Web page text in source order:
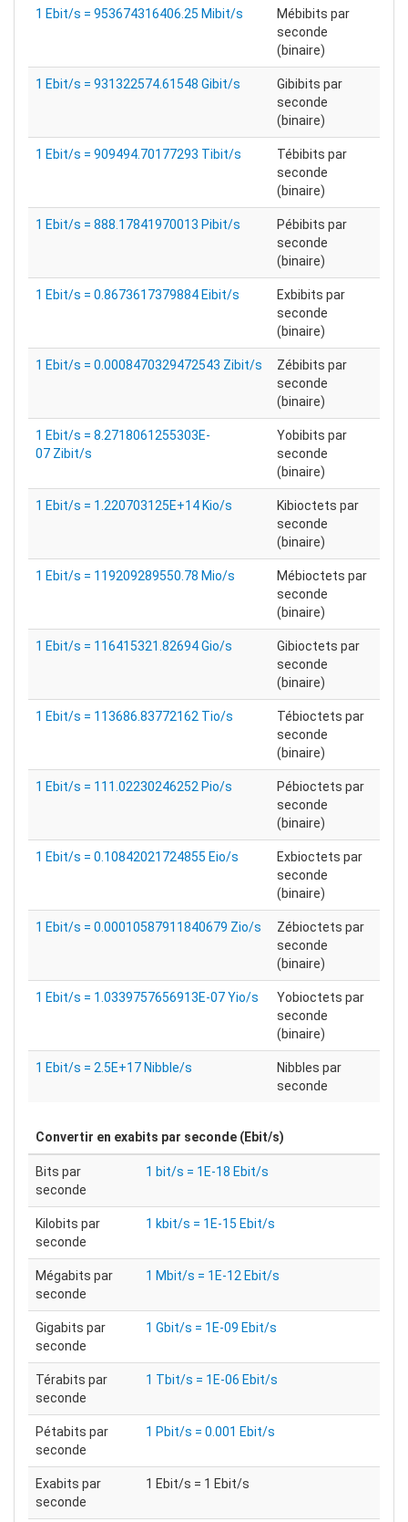
1 Ebit/s = 953674316406.25 Mibit/s
Mébibits par
seconde
(binaire)
1 Ebit/s = 931322574.61548 Gibit/s
Gibibits par
seconde
(binaire)
1 Ebit/s = 909494.70177293 Tibit/s
Tébibits par
seconde
(binaire)
1 Ebit/s = 888.17841970013 Pibit/s
Pébibits par
seconde
(binaire)
1 Ebit/s = 0.8673617379884 Eibit/s
Exbibits par
seconde
(binaire)
1 Ebit/s = 0.0008470329472543 Zibit/s
Zébibits par
seconde
(binaire)
1 Ebit/s = 8.2718061255303E-
07 Zibit/s
Yobibits par
seconde
(binaire)
1 Ebit/s = 1.220703125E+14 Kio/s
Kibioctets par
seconde
(binaire)
1 Ebit/s = 119209289550.78 Mio/s
Mébioctets par
seconde
(binaire)
1 Ebit/s = 116415321.82694 Gio/s
Gibioctets par
seconde
(binaire)
1 Ebit/s = 113686.83772162 Tio/s
Tébioctets par
seconde
(binaire)
1 Ebit/s = 111.02230246252 Pio/s
Pébioctets par
seconde
(binaire)
1 Ebit/s = 0.10842021724855 Eio/s
Exbioctets par
seconde
(binaire)
1 Ebit/s = 0.00010587911840679 Zio/s
Zébioctets par
seconde
(binaire)
1 Ebit/s = 1.0339757656913E-07 Yio/s
Yobioctets par
seconde
(binaire)
1 Ebit/s = 2.5E+17 Nibble/s
Nibbles par
seconde
Convertir en exabits par seconde (Ebit/s)
Bits par
seconde
1 bit/s = 1E-18 Ebit/s
Kilobits par
seconde
1 kbit/s = 1E-15 Ebit/s
Mégabits par
seconde
1 Mbit/s = 1E-12 Ebit/s
Gigabits par
seconde
1 Gbit/s = 1E-09 Ebit/s
Térabits par
seconde
1 Tbit/s = 1E-06 Ebit/s
Pétabits par
seconde
1 Pbit/s = 0.001 Ebit/s
Exabits par
seconde
1 Ebit/s = 1 Ebit/s